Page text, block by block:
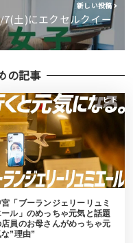
新しい投稿
土)にエクセルクイー
の記事
ヒト
宮「ブーランジェリーリュミ
ール」のめっちゃ元気と話題
店員のお母さんがめっちゃ元
”理由”